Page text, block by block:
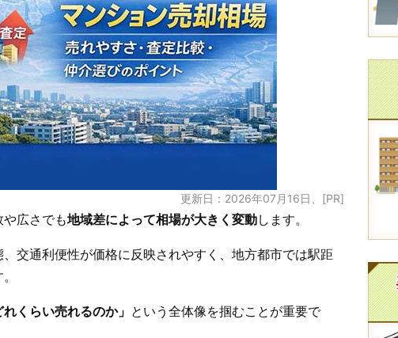
更新日：2026年07月16日、[PR]
広さでも地域差によって相場が大きく変動します。
交通利便性が価格に反映されやすく、地方都市では駅距
れくらい売れるのか」 という全体像を掴むことが重要で